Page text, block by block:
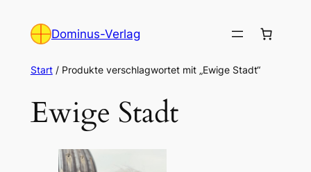
Inhalt
Dominus-Verlag
Start/ Produkte verschlagwortet mit „Ewige Stadt“
Ewige Stadt